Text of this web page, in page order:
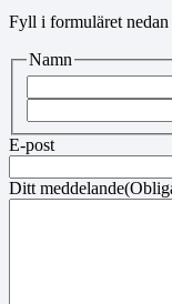
Fyll i formuläret
Namn
E-post
Ditt meddelande